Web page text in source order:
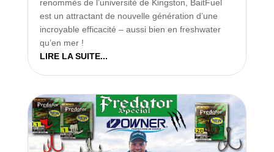
renommés de l’université de Kingston, BaitFuel
est un attractant de nouvelle génération d’une
incroyable efficacité – aussi bien en freshwater
qu’en mer !
LIRE LA SUITE...